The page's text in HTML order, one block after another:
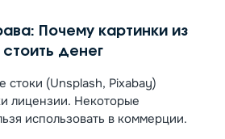
Почему картинки из
денег
стоки (Unsplash, Pixabay)
лицензии. Некоторые
использовать в коммерции.